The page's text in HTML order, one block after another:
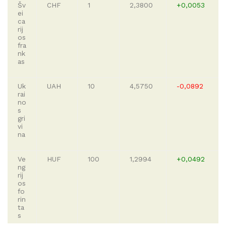
Šv
ei
ca
rij
os
fra
nk
as
CHF 1 2,3800 +0,0053
Uk
rai
no
s
gri
vi
na
UAH 10 4,5750 -0,0892
Ve
ng
rij
os
fo
rin
ta
s
HUF 100 1,2994 +0,0492